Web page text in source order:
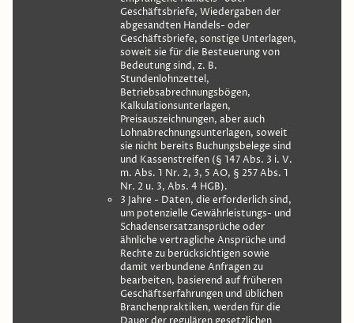
Geschäftsbriefe, Wiedergaben der
abgesandten Handels- oder
Geschäftsbriefe, sonstige Unterlagen,
soweit sie für die Besteuerung von
Bedeutung sind, z. B.
Stundenlohnzettel,
Betriebsabrechnungsbögen,
Kalkulationsunterlagen,
Preisauszeichnungen, aber auch
Lohnabrechnungsunterlagen, soweit
sie nicht bereits Buchungsbelege sind
und Kassenstreifen (§ 147 Abs. 3 i. V.
m. Abs. 1 Nr. 2, 3, 5 AO, § 257 Abs. 1
Nr. 2 u. 3, Abs. 4 HGB).
3 Jahre - Daten, die erforderlich sind,
um potenzielle Gewährleistungs- und
Schadensersatzansprüche oder
ähnliche vertragliche Ansprüche und
Rechte zu berücksichtigen sowie
damit verbundene Anfragen zu
bearbeiten, basierend auf früheren
Geschäftserfahrungen und üblichen
Branchenpraktiken, werden für die